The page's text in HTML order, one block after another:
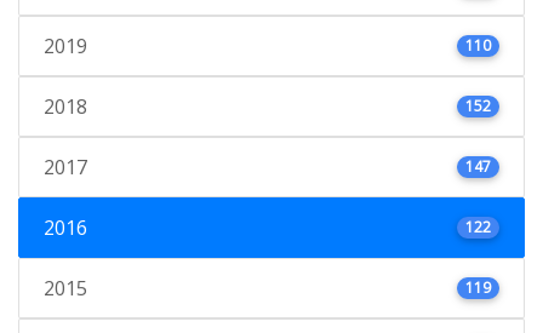
2019 110
2018 152
2017 147
2016 122
2015 119